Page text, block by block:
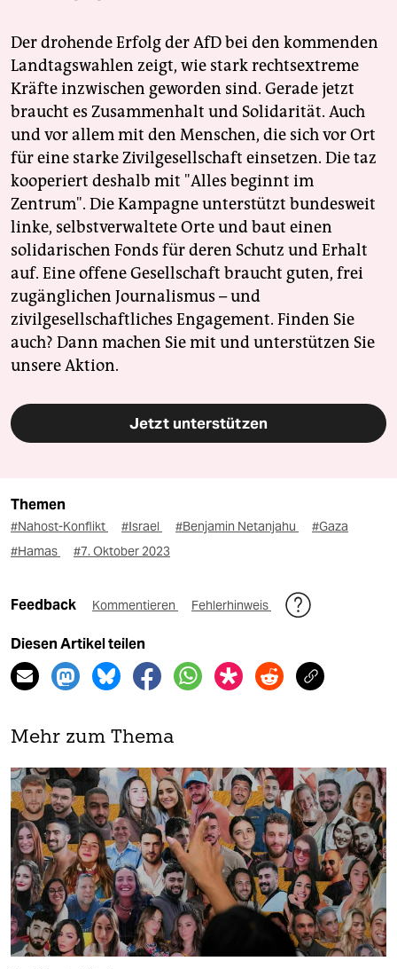
Der drohende Erfolg der AfD bei den kommenden
Landtagswahlen zeigt, wie stark rechtsextreme
Kräfte inzwischen geworden sind. Gerade jetzt
braucht es Zusammenhalt und Solidarität. Auch
und vor allem mit den Menschen, die sich vor Ort
für eine starke Zivilgesellschaft einsetzen. Die taz
kooperiert deshalb mit "Alles beginnt im
Zentrum". Die Kampagne unterstützt bundesweit
linke, selbstverwaltete Orte und baut einen
solidarischen Fonds für deren Schutz und Erhalt
auf. Eine offene Gesellschaft braucht guten, frei
zugänglichen Journalismus – und
zivilgesellschaftliches Engagement. Finden Sie
auch? Dann machen Sie mit und unterstützen Sie
unsere Aktion.
Jetzt unterstützen
Themen
#Nahost-Konflikt #Israel #Benjamin Netanjahu
#Gaza
#Hamas
#7. Oktober 2023
Feedback Kommentieren Fehlerhinweis
Diesen Artikel teilen
Mehr zum Thema